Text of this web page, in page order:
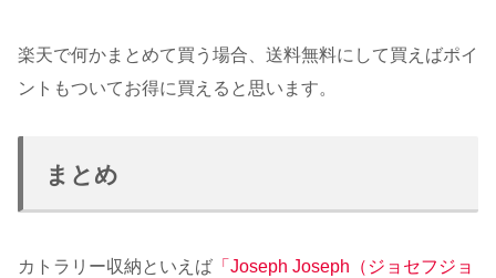
楽天で何かまとめて買う場合、送料無料にして買えばポイ
ントもついてお得に買えると思います。
まとめ
カトラリー収納といえば 「Joseph Joseph（ジョセフジョ